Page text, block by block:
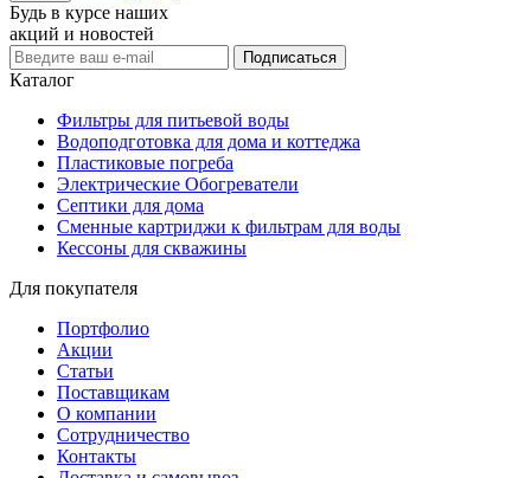
Будь в курсе наших
акций и новостей
Подписаться
Каталог
Фильтры для питьевой воды
Водоподготовка для дома и коттеджа
Пластиковые погреба
Электрические Обогреватели
Септики для дома
Сменные картриджи к фильтрам для воды
Кессоны для скважины
Для покупателя
Портфолио
Акции
Статьи
Поставщикам
О компании
Сотрудничество
Контакты